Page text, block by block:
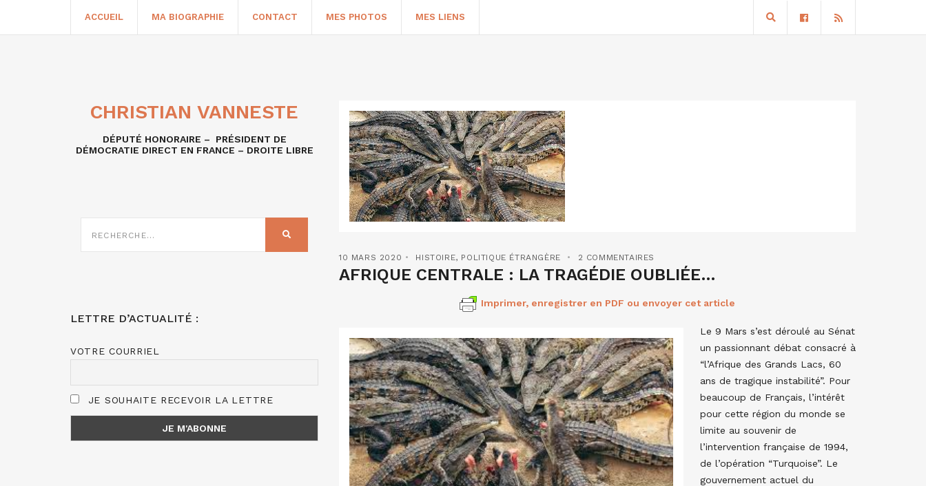
ACCUEIL MA BIOGRAPHIE CONTACT MES PHOTOS MES LIENS
10 MARS 2020 HISTOIRE, POLITIQUE ÉTRANGÈRE 2 COMMENTAIRES
AFRIQUE CENTRALE : LA TRAGÉDIE OUBLIÉE…
Imprimer, enregistrer en PDF ou envoyer cet article
Le 9 Mars s’est déroulé au Sénat
un passionnant débat consacré à
“l’Afrique des Grands Lacs, 60
ans de tragique instabilité”. Pour
beaucoup de Français, l’intérêt
pour cette région du monde se
limite au souvenir de
l’intervention française de 1994,
de l’opération “Turquoise”. Le
gouvernement actuel du
CHRISTIAN VANNESTE
DÉPUTÉ HONORAIRE – PRÉSIDENT DE
DÉMOCRATIE DIRECT EN FRANCE – DROITE LIBRE
SUR
LETTRE D’ACTUALITÉ :
VOTRE COURRIEL
JE SOUHAITE RECEVOIR LA LETTRE